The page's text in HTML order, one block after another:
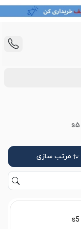
مرتب سازی